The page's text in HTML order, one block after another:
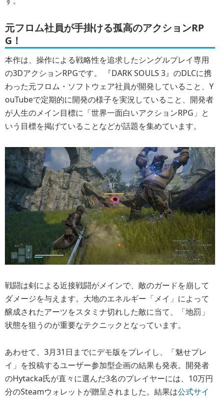
元フロム社員が手掛ける孤高のアクションRP
G！
本作は、操作による戦略性を追求したシングルプレイ専用
の3DアクションRPGです。 『DARK SOULS 3』のDLCに携
わった元フロム・ソフトウェア社員が開発していること、Y
ouTubeで定期的に開発の様子を実況していること、開発者
が人生のメイン目標に「世界一面白いアクションRPG」と
いう目標を掲げていることなどが話題を集めています。
戦闘は剣による近接戦闘がメインで、敵のガードを崩して
ダメージを与えます。大地のエネルギー「メイ」によって
醸成されたアーツをスタミナ切れした敵に当て、「地罰」
状態を狙うのが重要なテクニックとなっています。
あわせて、3月31日までにデモ版をプレイし、「魅せプレ
イ」を投稿するユーザー参加型企画の結果も発表。開発者
のHytacka氏が直々に選んだ3名のプレイヤーには、10万円
分のSteamウォレットが贈呈されました。結果は公式サイ